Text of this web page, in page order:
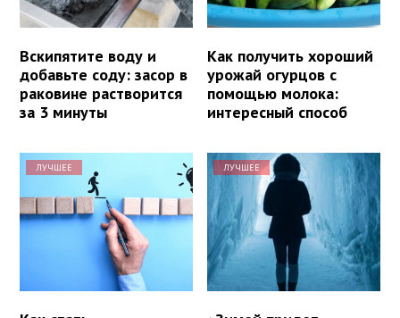
Вскипятите воду и
добавьте соду: засор в
раковине растворится
за 3 минуты
Как получить хороший
урожай огурцов с
помощью молока:
интересный способ
ЛУЧШЕЕ ЛУЧШЕЕ